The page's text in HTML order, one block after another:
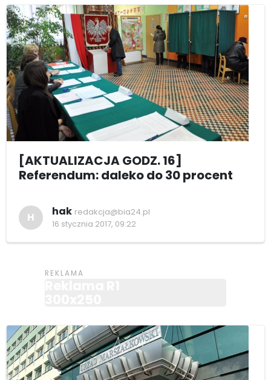
[AKTUALIZACJA GODZ. 16]
Referendum: daleko do 30 procent
H hak redakcja@bia24.pl
16 stycznia 2017, 09:22